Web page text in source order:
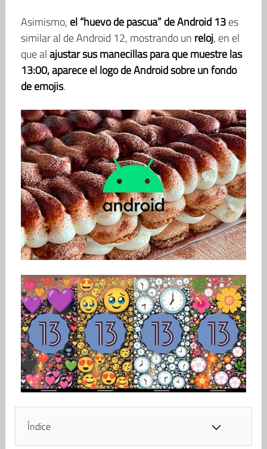
Asimismo, el “huevo de pascua” de Android 13es
similar al de Android 12, mostrando un reloj, en el
que alajustar sus manecillas para que muestre las
13:00, aparece el logo de Android sobre un fondo
de emojis.
Índice